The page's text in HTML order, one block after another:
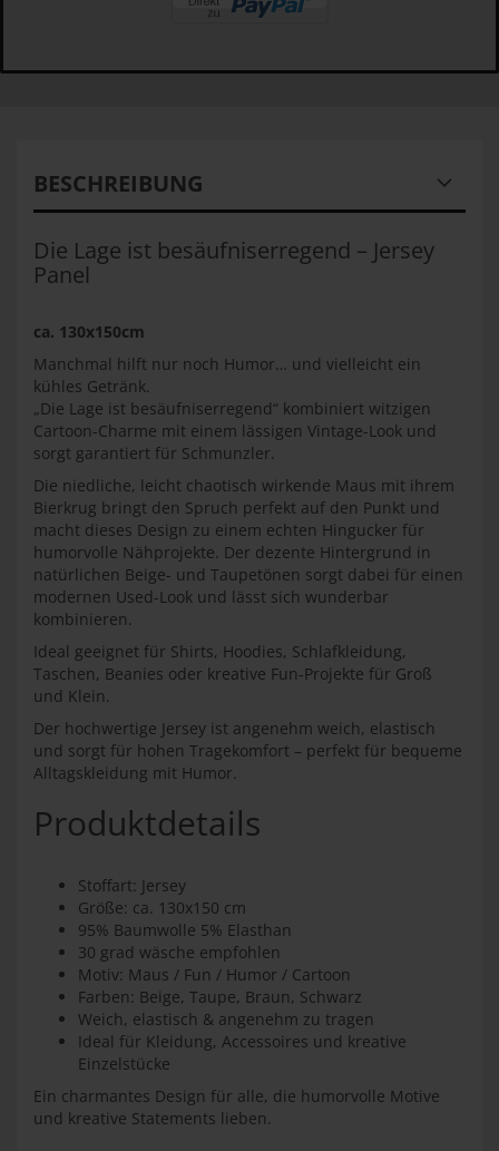
BESCHREIBUNG
Die Lage ist besäufniserregend – Jersey
Panel
ca. 130x150cm
Manchmal hilft nur noch Humor… und vielleicht ein
kühles Getränk.
„Die Lage ist besäufniserregend“ kombiniert witzigen
Cartoon-Charme mit einem lässigen Vintage-Look und
sorgt garantiert für Schmunzler.
Die niedliche, leicht chaotisch wirkende Maus mit ihrem
Bierkrug bringt den Spruch perfekt auf den Punkt und
macht dieses Design zu einem echten Hingucker für
humorvolle Nähprojekte. Der dezente Hintergrund in
natürlichen Beige- und Taupetönen sorgt dabei für einen
modernen Used-Look und lässt sich wunderbar
kombinieren.
Ideal geeignet für Shirts, Hoodies, Schlafkleidung,
Taschen, Beanies oder kreative Fun-Projekte für Groß
und Klein.
Der hochwertige Jersey ist angenehm weich, elastisch
und sorgt für hohen Tragekomfort – perfekt für bequeme
Alltagskleidung mit Humor.
Produktdetails
Stoffart: Jersey
Größe: ca. 130x150 cm
95% Baumwolle 5% Elasthan
30 grad wäsche empfohlen
Motiv: Maus / Fun / Humor / Cartoon
Farben: Beige, Taupe, Braun, Schwarz
Weich, elastisch & angenehm zu tragen
Ideal für Kleidung, Accessoires und kreative
Einzelstücke
Ein charmantes Design für alle, die humorvolle Motive
und kreative Statements lieben.